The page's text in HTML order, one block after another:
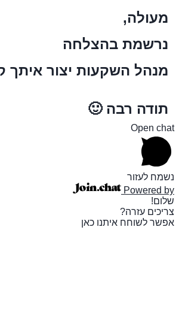
מעולה,
נרשמת בהצלחה
מנהל השקעות יצור
תודה רבה 🙂
Open chat
נשמח לעזור
Powered by
שלום!
צריכים עזרה?
אפשר לשוחח איתנו כאן